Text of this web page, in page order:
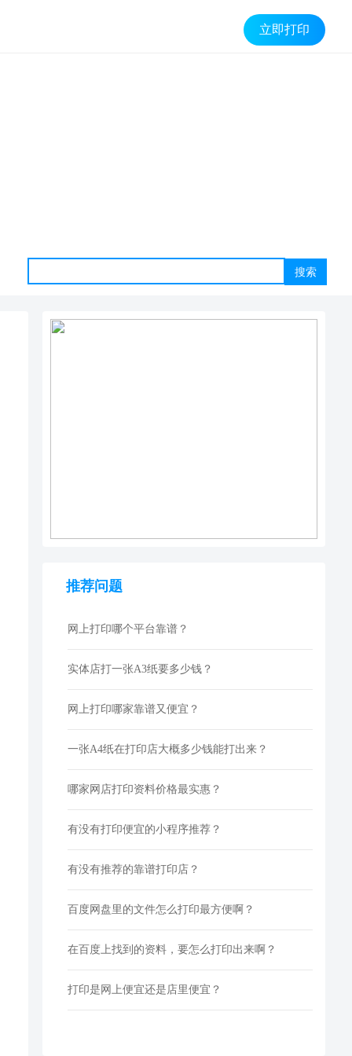
立即打印
搜索
推荐问题
网上打印哪个平台靠谱？
实体店打一张A3纸要多少钱？
网上打印哪家靠谱又便宜？
一张A4纸在打印店大概多少钱能打出来？
哪家网店打印资料价格最实惠？
有没有打印便宜的小程序推荐？
有没有推荐的靠谱打印店？
百度网盘里的文件怎么打印最方便啊？
在百度上找到的资料，要怎么打印出来啊？
打印是网上便宜还是店里便宜？